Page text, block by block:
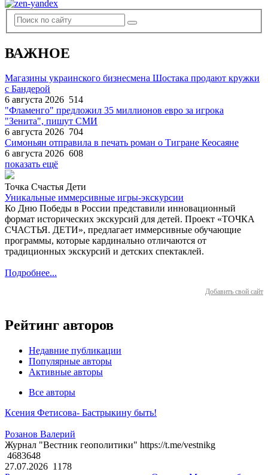
ВАЖНОЕ
Магазины украинского бизнесмена Шостака продают кружки
с Бандерой
6 августа 2026 514
"Фламенго" предложил 35 миллионов евро за игрока
"Зенита", пишут СМИ
6 августа 2026 704
Симоньян отправила в печать роман о Тигране Кеосаяне
6 августа 2026 608
показать ещё
Точка Счастья Дети
Уникальные иммерсивные игры-экскурсии
Ко Дню Победы в России представили инновационный
формат исторических экскурсий для детей. Проект «ТОЧКА
СЧАСТЬЯ. ДЕТИ», предлагает иммерсивные обучающие
программы, которые кардинально отличаются от
традиционных экскурсий и детских спектаклей.
Подробнее...
Добавить свой сайт
Рейтинг авторов
Недавние публикации
Популярные авторы
Активные авторы
Все авторы
Ксения Фетисова- Бастрыкину быть!
Розанов Валерий
Журнал "Вестник геополитики" https://t.me/vestnikg
4683648
27.07.2026 1178